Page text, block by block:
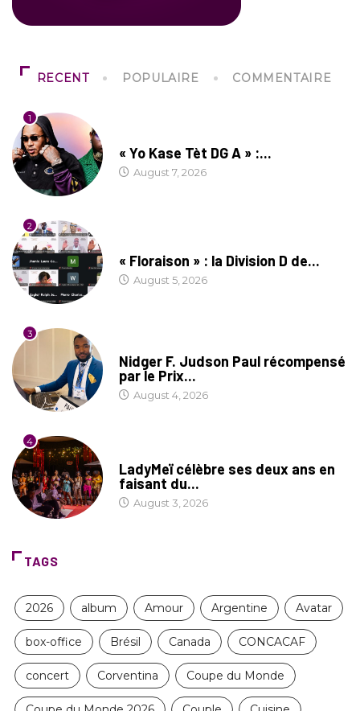
RECENT POPULAIRE COMMENTAIRE
1
« Yo Kase Tèt DG A » :...
August 7, 2026
2
« Floraison » : la Division D de...
August 5, 2026
3
Nidger F. Judson Paul récompensé
par le Prix...
August 4, 2026
4
LadyMeï célèbre ses deux ans en
faisant du...
August 3, 2026
TAGS
2026 album Amour Argentine Avatar
box-office Brésil Canada CONCACAF
concert Corventina Coupe du Monde